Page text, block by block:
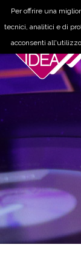
Per offrire una
tecnici, analitici e di
acconsenti